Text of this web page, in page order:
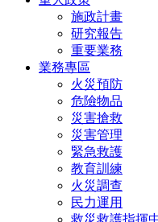
施政計畫
研究報告
重要業務
業務專區
火災預防
危險物品
災害搶救
災害管理
緊急救護
教育訓練
火災調查
民力運用
救災救護指揮